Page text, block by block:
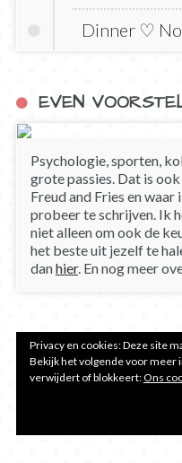
Dinner ♡
EVEN
Psychologie, sporten,
grote passies. Dat is
Freud and Fries en
probeer te schrijven. Ik
niet alleen om ook de
het beste uit jezelf te
danhier. En nog meer
Privacy en cookies: Deze site
Bekijk het volgende voor meer
verwijdert of blokkeert:Ons